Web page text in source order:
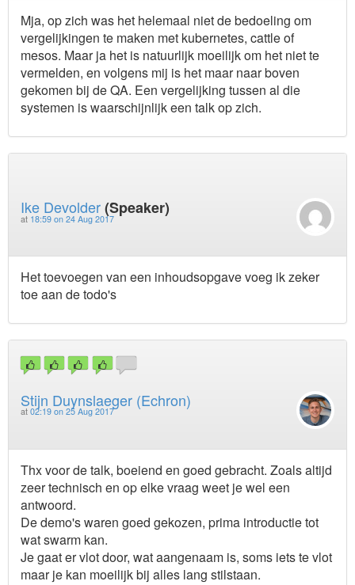
Mja, op zich was het helemaal niet de bedoeling om
vergelijkingen te maken met kubernetes, cattle of
mesos. Maar ja het is natuurlijk moeilijk om het niet te
vermelden, en volgens mij is het maar naar boven
gekomen bij de QA. Een vergelijking tussen al die
systemen is waarschijnlijk een talk op zich.
Ike Devolder(Speaker)
at 18:59 on 24 Aug 2017
Het toevoegen van een inhoudsopgave voeg ik zeker
toe aan de todo's
Stijn Duynslaeger (Echron)
at 02:19 on 25 Aug 2017
Thx voor de talk, boeiend en goed gebracht. Zoals altijd
zeer technisch en op elke vraag weet je wel een
antwoord.
De demo's waren goed gekozen, prima introductie tot
wat swarm kan.
Je gaat er vlot door, wat aangenaam is, soms iets te vlot
maar je kan moeilijk bij alles lang stilstaan.